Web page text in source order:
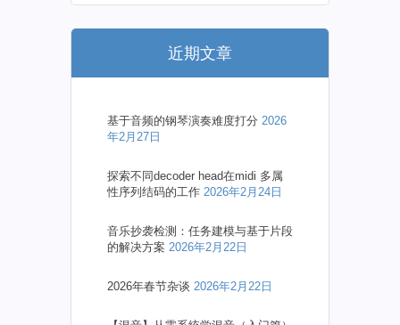
近期文章
基于音频的钢琴演奏难度打分 2026
年2月27日
探索不同decoder head在midi 多属
性序列结码的工作 2026年2月24日
音乐抄袭检测：任务建模与基于片段
的解决方案 2026年2月22日
2026年春节杂谈 2026年2月22日